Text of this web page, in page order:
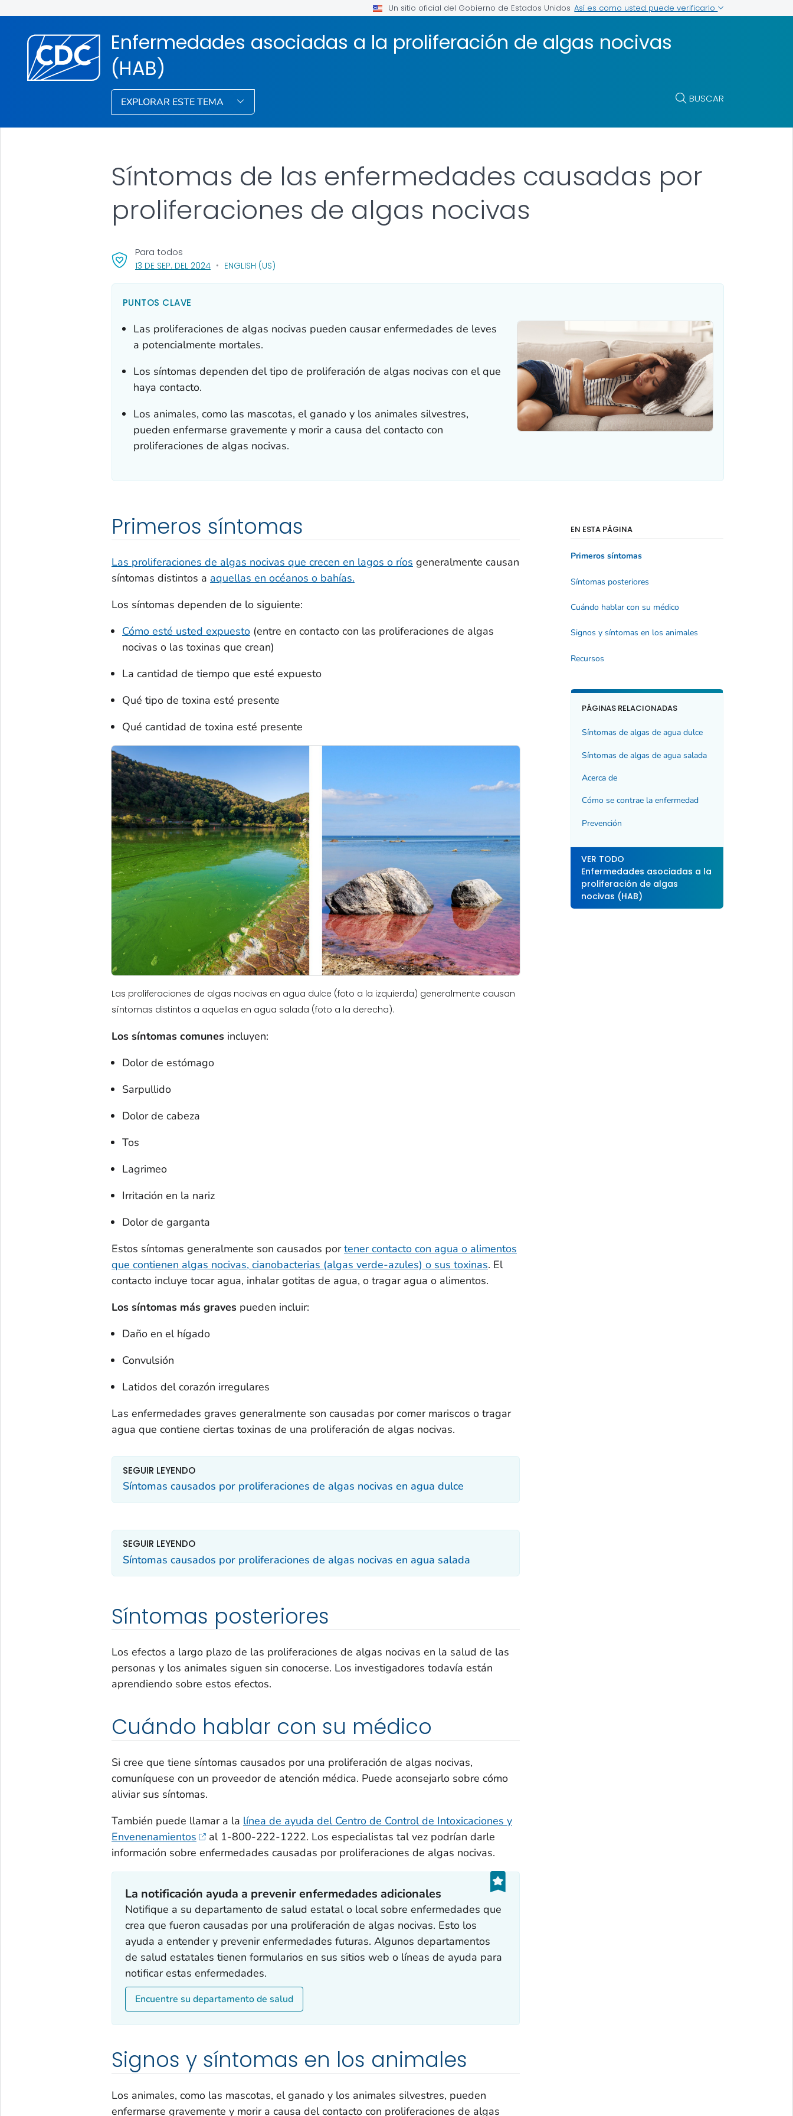
Un sitio oficial del Gobierno de Estados Unidos Así es como usted puede verificarlo
Enfermedades asociadas a la proliferación de algas nocivas
(HAB)
EXPLORAR ESTE TEMA BUSCAR
Síntomas de las enfermedades causadas por
proliferaciones de algas nocivas
13 DE SEP. DEL 2024, VISIT LINK FOR DETAILS.
ENGLISH (US)
Para todos
PUNTOS CLAVE
Las proliferaciones de algas nocivas pueden causar enfermedades de leves
a potencialmente mortales.
Los síntomas dependen del tipo de proliferación de algas nocivas con el que
haya contacto.
Los animales, como las mascotas, el ganado y los animales silvestres,
pueden enfermarse gravemente y morir a causa del contacto con
proliferaciones de algas nocivas.
Primeros síntomas
Las proliferaciones de algas nocivas que crecen en lagos o ríos generalmente causan
síntomas distintos a aquellas en océanos o bahías.
Los síntomas dependen de lo siguiente:
Cómo esté usted expuesto(entre en contacto con las proliferaciones de algas
nocivas o las toxinas que crean)
La cantidad de tiempo que esté expuesto
Qué tipo de toxina esté presente
Qué cantidad de toxina esté presente
Las proliferaciones de algas nocivas en agua dulce (foto a la izquierda) generalmente causan
síntomas distintos a aquellas en agua salada (foto a la derecha).
Los síntomas comunesincluyen:
Dolor de estómago
Sarpullido
Dolor de cabeza
Tos
Lagrimeo
Irritación en la nariz
Dolor de garganta
Estos síntomas generalmente son causados portener contacto con agua o alimentos
que contienen algas nocivas, cianobacterias (algas verde-azules) o sus toxinas. El
contacto incluye tocar agua, inhalar gotitas de agua, o tragar agua o alimentos.
Los síntomas más gravespueden incluir:
Daño en el hígado
Convulsión
Latidos del corazón irregulares
Las enfermedades graves generalmente son causadas por comer mariscos o tragar
agua que contiene ciertas toxinas de una proliferación de algas nocivas.
SEGUIR LEYENDO
Síntomas causados por proliferaciones de algas nocivas en agua dulce
SEGUIR LEYENDO
Síntomas causados por proliferaciones de algas nocivas en agua salada
Síntomas posteriores
Los efectos a largo plazo de las proliferaciones de algas nocivas en la salud de las
personas y los animales siguen sin conocerse. Los investigadores todavía están
aprendiendo sobre estos efectos.
Cuándo hablar con su médico
Si cree que tiene síntomas causados por una proliferación de algas nocivas,
comuníquese con un proveedor de atención médica. Puede aconsejarlo sobre cómo
aliviar sus síntomas.
También puede llamar a la línea de ayuda del Centro de Control de Intoxicaciones y
Envenenamientos
al 1-800-222-1222. Los especialistas tal vez podrían darle
información sobre enfermedades causadas por proliferaciones de algas nocivas.
La notificación ayuda a prevenir enfermedades adicionales
Notifique a su departamento de salud estatal o local sobre enfermedades que
crea que fueron causadas por una proliferación de algas nocivas. Esto los
ayuda a entender y prevenir enfermedades futuras. Algunos departamentos
de salud estatales tienen formularios en sus sitios web o líneas de ayuda para
notificar estas enfermedades.
Encuentre su departamento de salud
Signos y síntomas en los animales
Los animales, como las mascotas, el ganado y los animales silvestres, pueden
enfermarse gravemente y morir a causa del contacto con proliferaciones de algas
EN ESTA PÁGINA
Primeros síntomas
Síntomas posteriores
Cuándo hablar con su médico
Signos y síntomas en los animales
Recursos
PÁGINAS RELACIONADAS
Síntomas de algas de agua dulce
Síntomas de algas de agua salada
Acerca de
Cómo se contrae la enfermedad
Prevención
VER TODO
Enfermedades asociadas a la
proliferación de algas
nocivas (HAB)